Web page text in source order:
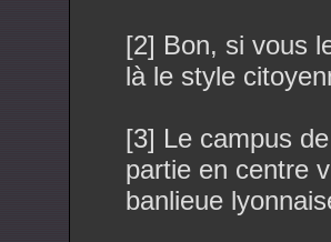
[2] Bon, si vous
là le style
[3] Le campus
partie en centre
banlieue